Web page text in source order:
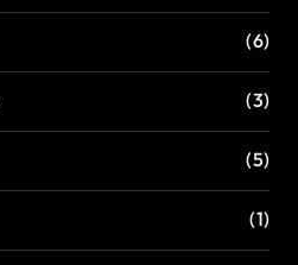
(6)
(3)
(5)
(1)